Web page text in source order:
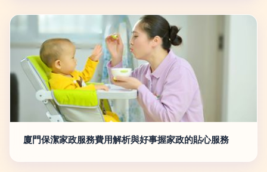
廈門保潔家政服務費用解析與好事握家政的貼心服務